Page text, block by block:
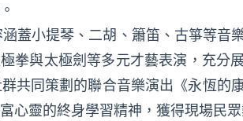
蓋小提琴、二胡、簫笛、古箏等音
拳與太極劍等多元才藝表演，充分
共同策劃的聯合音樂演出《永恆的
心靈的終身學習精神，獲得現場民眾